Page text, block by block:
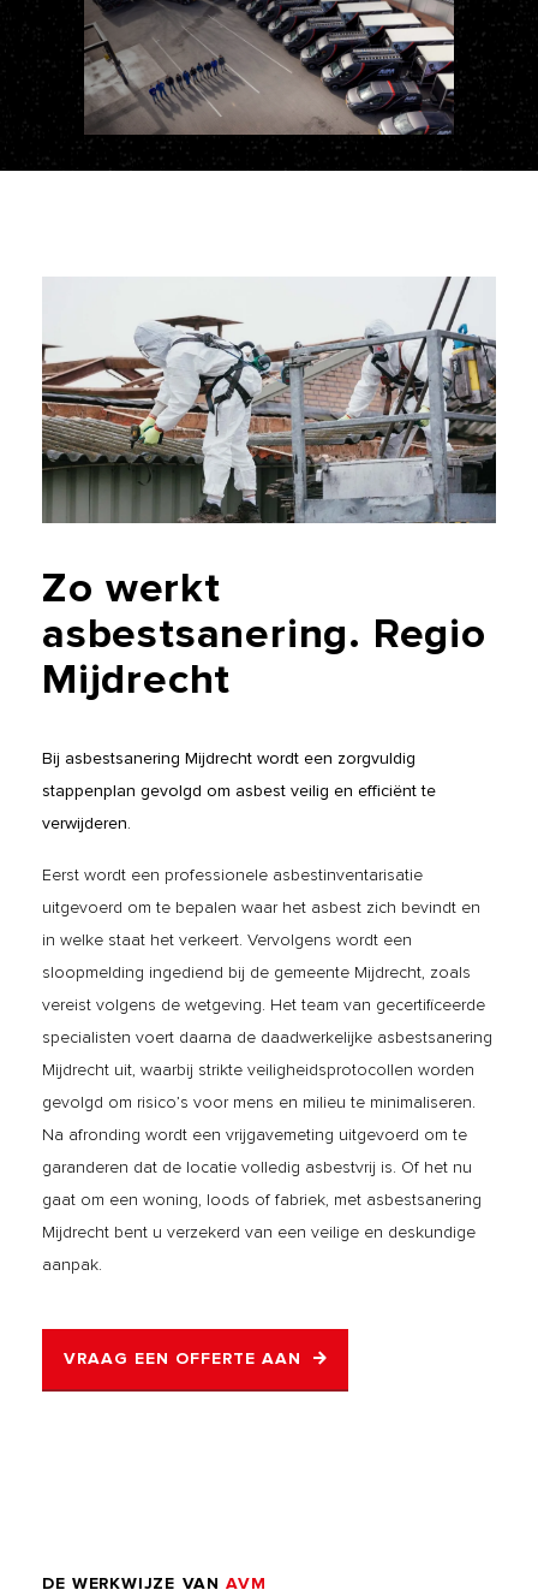
Zo werkt
asbestsanering. Regio
Mijdrecht
Bij asbestsanering Mijdrecht wordt een zorgvuldig
stappenplan gevolgd om asbest veilig en efficiënt te
verwijderen.
Eerst wordt een professionele asbestinventarisatie
uitgevoerd om te bepalen waar het asbest zich bevindt en
in welke staat het verkeert. Vervolgens wordt een
sloopmelding ingediend bij de gemeente Mijdrecht, zoals
vereist volgens de wetgeving. Het team van gecertificeerde
specialisten voert daarna de daadwerkelijke asbestsanering
Mijdrecht uit, waarbij strikte veiligheidsprotocollen worden
gevolgd om risico’s voor mens en milieu te minimaliseren.
Na afronding wordt een vrijgavemeting uitgevoerd om te
garanderen dat de locatie volledig asbestvrij is. Of het nu
gaat om een woning, loods of fabriek, met asbestsanering
Mijdrecht bent u verzekerd van een veilige en deskundige
aanpak.
VRAAG EEN OFFERTE AAN
DE WERKWIJZE VAN AVM